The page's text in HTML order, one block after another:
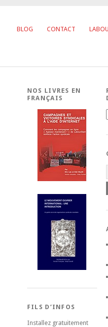
BLOG CONTACT
NOS LIVRES EN
FRANÇAIS
FILS D’INFOS
Installez gratuitement